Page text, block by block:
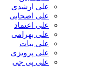
علی ارشدی
علی اصحابی
علی اعتماد
علی بهرامی
علی بیات
علی پرویزی
علی پی جی